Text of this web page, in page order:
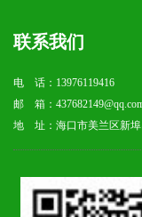
联系我们
电 话：13976119416
邮 箱：
地 址：海口市美兰区新埠